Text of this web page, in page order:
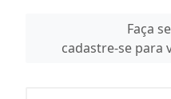
Faça
cadastre-se para